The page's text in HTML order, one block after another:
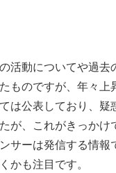
活動についてや過
ものですが、年々
は公表しており、
が、これがきっか
サーは発信する情
かも注目です。